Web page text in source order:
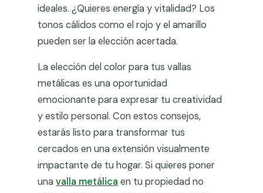
ideales. ¿Quieres energía y vitalidad? Los
tonos cálidos como el rojo y el amarillo
pueden ser la elección acertada.
La elección del color para tus vallas
metálicas es una oportunidad
emocionante para expresar tu creatividad
y estilo personal. Con estos consejos,
estarás listo para transformar tus
cercados en una extensión visualmente
impactante de tu hogar. Si quieres poner
una valla metálica en tu propiedad no